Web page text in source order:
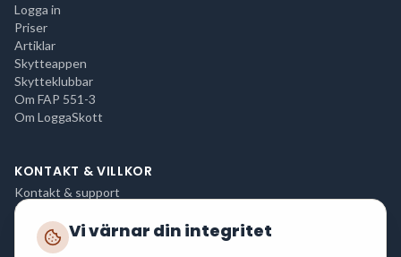
Logga in
Priser
Artiklar
Skytteappen
Skytteklubbar
Om FAP 551-3
Om LoggaSkott
KONTAKT & VILLKOR
Kontakt & support
Integritetspolicy
Användarvillkor
Cookies
Vi värnar din integritet